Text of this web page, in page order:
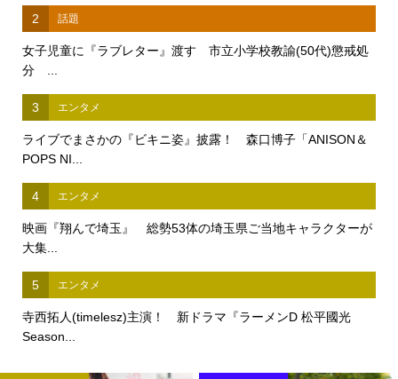
2 話題
女子児童に『ラブレター』渡す 市立小学校教諭(50代)懲戒処
分 ...
3 エンタメ
ライブでまさかの『ビキニ姿』披露！ 森口博子「ANISON＆
POPS NI...
4 エンタメ
映画『翔んで埼玉』 総勢53体の埼玉県ご当地キャラクターが
大集...
5 エンタメ
寺西拓人(timelesz)主演！ 新ドラマ『ラーメンD 松平國光
Season...